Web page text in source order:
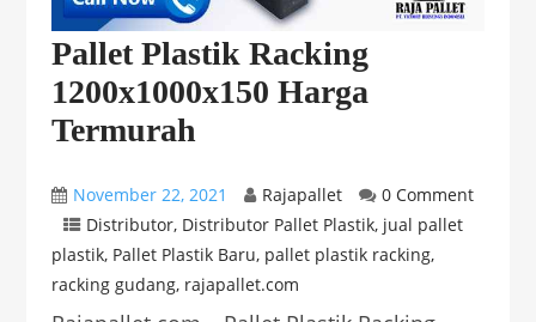
Pallet Plastik Racking
1200x1000x150 Harga
Termurah
November 22, 2021 Rajapallet
0 Comment
Distributor, Distributor Pallet Plastik, jual pallet
plastik, Pallet Plastik Baru, pallet plastik racking,
racking gudang, rajapallet.com